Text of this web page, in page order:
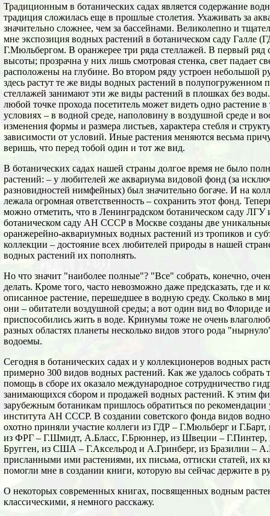
Традиционным в ботанических садах является содержание
традиция сложилась еще в прошлые столетия. Ухаживать за
значительно сложнее, чем за бассейнами. Великолепно и
мне экспозиция водных растений в ботаническом саду Галле
Г.Мюльбергом. В оранжерее три ряда стеллажей. В первый ряд
высоты; прозрачна у них лишь смотровая стенка, свет падает
расположены на глубине. Во втором ряду устроен небольшой
здесь растут те же виды водных растений в полупогруженном
стеллажей занимают эти же виды растений в плошках без
любой точке прохода посетитель может видеть одно растение
условиях – в водной среде, наполовину в воздушной среде и
изменения формы и размера листьев, характера стебля и
зависимости от условий. Иные растения меняются весьма
веришь, что перед тобой один и тот же вид.
В ботанических садах нашей страны долгое время не было
растений: – у любителей же аквариума видовой фонд (за
разновидностей нимфейных) был значительно богаче. И на
лежала огромная ответственность – сохранить этот фонд.
можно отметить, что в Ленинградском ботаническом саду
ботаническом саду АН СССР в Москве созданы две
оранжерейно-аквариумных водных растений из тропиков и
коллекции – достояние всех любителей природы в нашей
водных растений их пополнять.
Но что значит "наиболее полные"? "Все" собрать, конечно,
делать. Кроме того, часто невозможно даже предсказать, где и
описанное растение, перешедшее в водную среду. Сколько в
они – обитатели воздушной среды; а вот один вид во Флориде
приспособились жить в воде. Кринумы тоже не очень
разных областях планеты несколько видов этого рода
водоемы.
Сегодня в ботанических садах и у коллекционеров водных
примерно 300 видов водных растений. Как же удалось собрать
помощь в сборе их оказало международное сотрудничество
занимающихся сбором и продажей водных растений. К этим
зарубежным ботаникам пришлось обратиться по рекомендации
института АН СССР. В создании советского фонда видов
охотно приняли участие коллеги из ГДР – Г.Мюльберг и
из ФРГ – Г.Шмидт, А.Бласс, Г.Брюннер, из Швеции – Г.Пинтер,
Бругген, из США – Г.Аксельрод и А.Гринберг, из Бразилии –
присланными ими растениями, их письма, оттиски статей, их
помогли мне в создании книги, которую вы сейчас держите в
О некоторых современных книгах, посвященных водным
классическими, я немного расскажу.